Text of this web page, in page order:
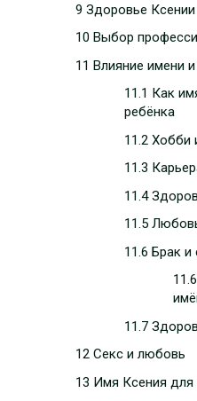
9 Здоровье Ксении
10 Выбор
11 Влияние имени
11.1 Как
ребёнка
11.2 Хобби
11.3
11.4
11.5
11.6 Брак и
11.7
12 Секс и любовь
13 Имя Ксения для